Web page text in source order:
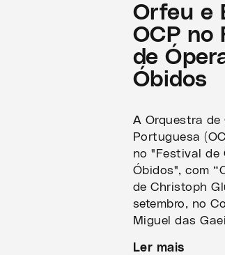
Orfeu e
OCP no
de
Óbidos
A Orquestra de
Portuguesa
no "Festival de
Óbidos", com
de Christoph
setembro, no
Miguel das
Ler mais